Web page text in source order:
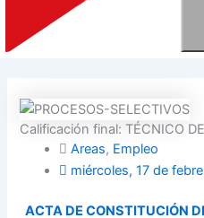
Calificación final: TÉCNICO
Areas, Empleo
miércoles, 17 de
ACTA DE CONSTITUCIÓN